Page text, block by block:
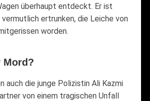
überhaupt entdeckt. Er ist
vermutlich ertrunken, die Leiche von
worden.
Mord?
auch die junge Polizistin Ali Kazmi
von einem tragischen Unfall